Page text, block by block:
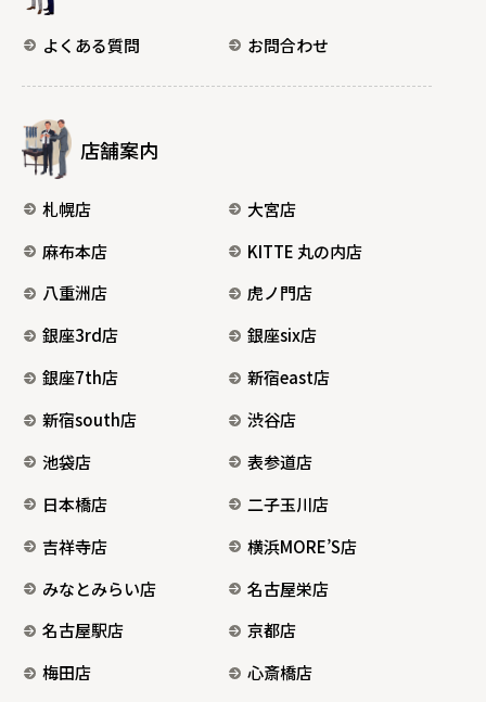
よくある質問 お問合わせ
店舗案内
札幌店
大宮店
麻布本店
KITTE 丸の内店
八重洲店
虎ノ門店
銀座3rd店
銀座six店
銀座7th店
新宿east店
新宿south店
渋谷店
池袋店
表参道店
日本橋店
二子玉川店
吉祥寺店
横浜MORE’S店
みなとみらい店
名古屋栄店
名古屋駅店
京都店
梅田店
心斎橋店